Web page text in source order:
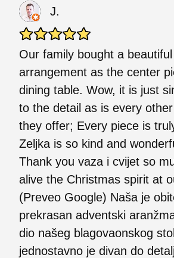
J.
Our family bought a
arrangement as the center
dining table. Wow, it is just
to the detail as is every
they offer; Every piece is
Zeljka is so kind and
Thank you vaza i cvijet so
alive the Christmas spirit at
(Preveo Google) Naša je
prekrasan adventski
dio našeg blagovaonskog
jednostavno je divan do